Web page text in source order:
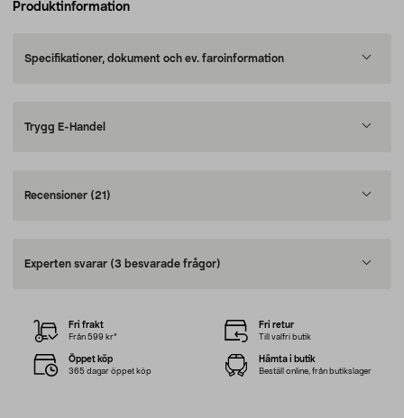
Produktinformation
Specifikationer, dokument och ev. faroinformation
Trygg E-Handel
Recensioner (21)
Experten svarar (3 besvarade frågor)
Fri frakt
Från 599 kr*
Fri retur
Till valfri butik
Öppet köp
365 dagar öppet köp
Hämta i butik
Beställ online, från butikslager